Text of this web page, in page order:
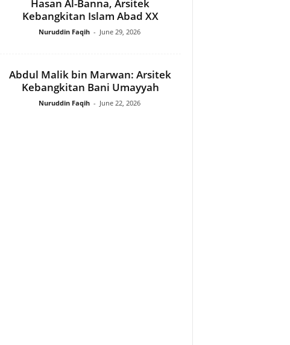
Hasan Al-Banna, Arsitek
Kebangkitan Islam Abad XX
Nuruddin Faqih - June 29, 2026
Abdul Malik bin Marwan: Arsitek
Kebangkitan Bani Umayyah
Nuruddin Faqih - June 22, 2026